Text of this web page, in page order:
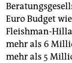
Euro Budget
Fleishman-
mehr als 6
mehr als 5